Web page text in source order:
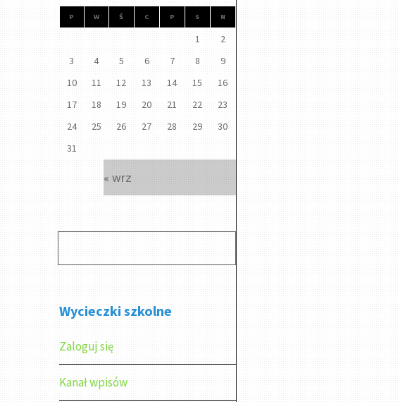
P W Ś C P S N
1
2
3
4 5 6 7 8
9
10
11 12 13 14 15
16
17
18 19 20 21 22
23
24
25 26 27 28 29
30
31
« wrz
Wycieczki szkolne
Zaloguj się
Kanał wpisów